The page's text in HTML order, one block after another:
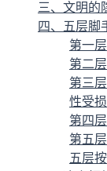
三、文明的
四、五层脚
第一
第二
第三
性受损
第四
第五
五层